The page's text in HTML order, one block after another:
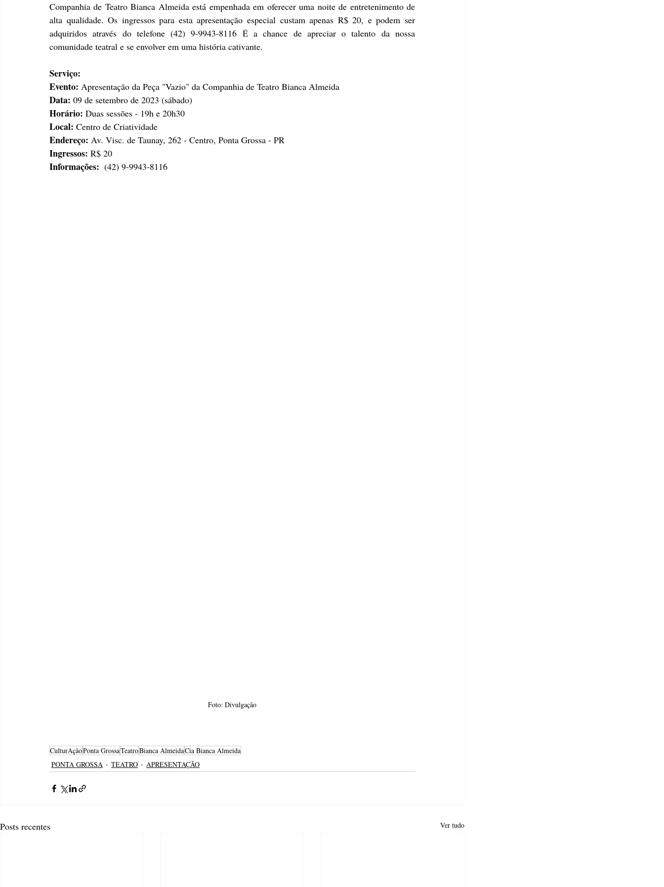
Companhia de Teatro Bianca Almeida está empenhada em oferecer uma noite de entretenimento de
alta qualidade. Os ingressos para esta apresentação especial custam apenas R$ 20, e podem ser
adquiridos através do telefone (42) 9-9943-8116 É a chance de apreciar o talento da nossa
comunidade teatral e se envolver em uma história cativante.
Serviço:
Evento: Apresentação da Peça "Vazio" da Companhia de Teatro Bianca Almeida
Data: 09 de setembro de 2023 (sábado)
Horário: Duas sessões - 19h e 20h30
Local: Centro de Criatividade
Endereço: Av. Visc. de Taunay, 262 - Centro, Ponta Grossa - PR
Ingressos: R$ 20
Informações:
  (42) 9-9943-8116
Foto: Divulgação
CulturAçãoPonta GrossaTeatroBianca AlmeidaCia Bianca Almeida
PONTA GROSSA
TEATRO APRESENTAÇÃO
Posts recentes Ver tudo